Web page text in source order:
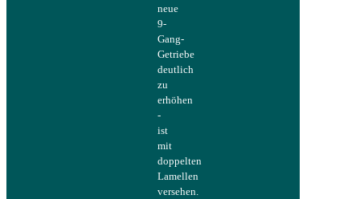
neue
9-
Gang-
Getriebe
deutlich
zu
erhöhen
-
ist
mit
doppelten
Lamellen
versehen.